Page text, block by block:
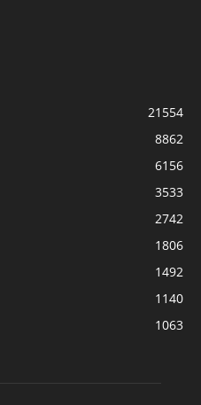
21554
8862
6156
3533
2742
1806
1492
1140
1063